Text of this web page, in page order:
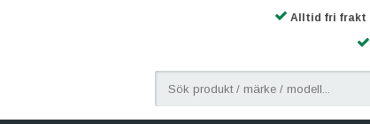
Alltid fri frakt